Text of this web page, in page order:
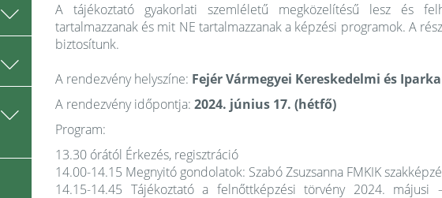
A tájékoztató gyakorlati szemléletű megközelítésű lesz és
tartalmazzanak és mit NE tartalmazzanak a képzési programok. A
biztosítunk.
A rendezvény helyszíne: Fejér Vármegyei Kereskedelmi és
A rendezvény időpontja: 2024. június 17. (hétfő)
Program:
13.30 órától Érkezés, regisztráció
14.00-14.15 Megnyitó gondolatok: Szabó Zsuzsanna FMKIK
14.15-14.45 Tájékoztató a felnőttképzési törvény 2024.